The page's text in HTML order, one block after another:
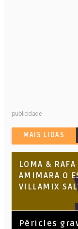
publicidade
MAIS LIDAS
LOMA &
AMIMARA O
VILLAMIX
Péricles